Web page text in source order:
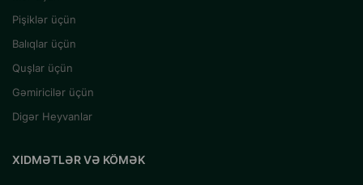
Pişiklər üçün
Balıqlar üçün
Quşlar üçün
Gəmiricilər üçün
Digər Heyvanlar
XIDMƏTLƏR VƏ KÖMƏK